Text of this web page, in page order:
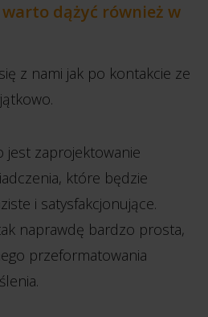
dążyć również w
z nami jak po kontakcie ze
jest zaprojektowanie
które będzie
i satysfakcjonujące.
naprawdę bardzo prosta,
przeformatowania